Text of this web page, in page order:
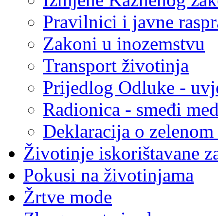
Pravilnici i javne
Zakoni u inozemstvu
Transport životinja
Prijedlog Odluke -
Radionica - smeđi
Deklaracija o
Životinje iskorištavane
Pokusi na životinjama
Žrtve mode